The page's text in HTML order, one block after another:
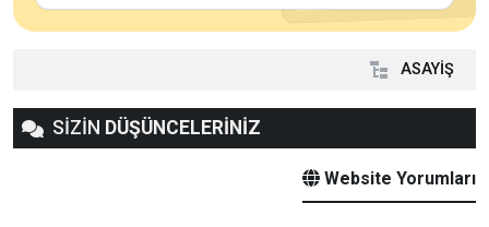
ASAYİŞ
SİZİN DÜŞÜNCELERİNİZ
Website Yorumları